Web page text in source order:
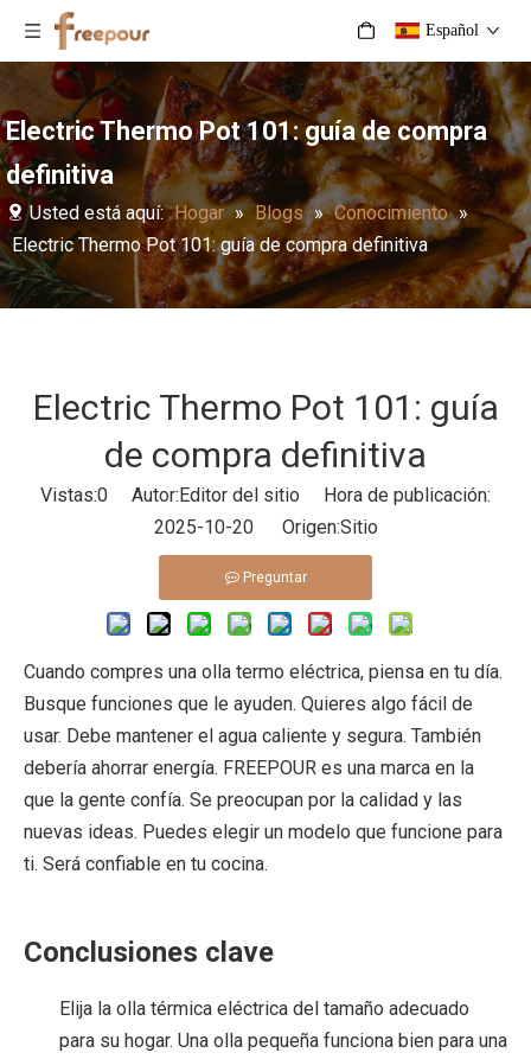
Español
Electric Thermo Pot 101: guía de compra
definitiva
Usted está aquí: Hogar » Blogs » Conocimiento »
Electric Thermo Pot 101: guía de compra definitiva
Electric Thermo Pot 101: guía
de compra definitiva
Vistas:0 Autor:Editor del sitio Hora de publicación:
2025-10-20 Origen:Sitio
Preguntar
Cuando compres una olla termo eléctrica, piensa en tu día.
Busque funciones que le ayuden. Quieres algo fácil de
usar. Debe mantener el agua caliente y segura. También
debería ahorrar energía. FREEPOUR es una marca en la
que la gente confía. Se preocupan por la calidad y las
nuevas ideas. Puedes elegir un modelo que funcione para
ti. Será confiable en tu cocina.
Conclusiones clave
Elija la olla térmica eléctrica del tamaño adecuado
para su hogar. Una olla pequeña funciona bien para una